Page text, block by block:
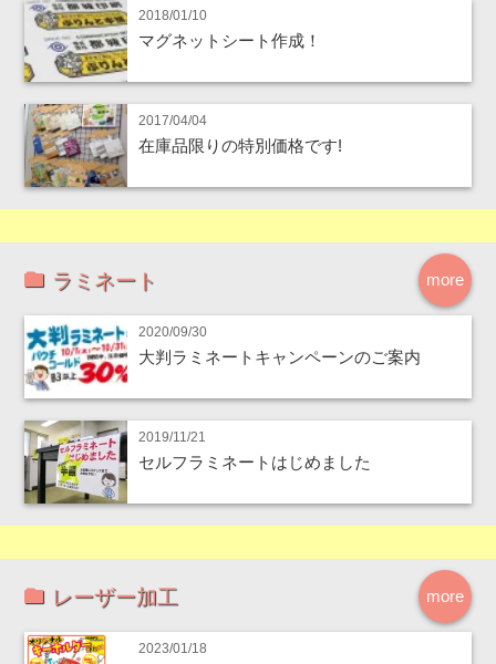
2018/01/10
マグネットシート作成！
2017/04/04
在庫品限りの特別価格です!
more
ラミネート
2020/09/30
大判ラミネートキャンペーンのご案内
2019/11/21
セルフラミネートはじめました
more
レーザー加工
2023/01/18